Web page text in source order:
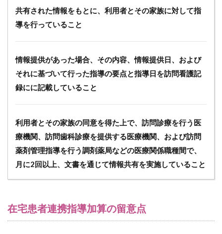
点
5
在
患
者
緊
急
等
ン
フ
ァ
レ
ン
加
と
は
共有された情報をもとに、利用者とその家族に対して指
導を行っていること
情報提供があった場合、その内容、情報提供日、および
それに基づいて行った指導の要点と指導日を訪問看護記
録にに記載していること
利用者とその家族の同意を得た上で、訪問診療を行う医
療機関、訪問歯科診療を提供する医療機関、および訪問
薬剤管理指導を行う調剤薬局などの医療関係職種間で、
月に2回以上、文書を通じて情報共有を実施していること
在宅患者連携指導加算の留意点